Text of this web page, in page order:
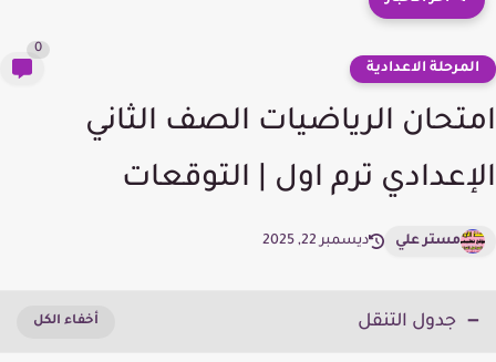
الاعدادية
الرياضيات الصف الثاني
ترم اول | التوقعات
مستر علي ديسمبر 22, 2025
جدول التنقل